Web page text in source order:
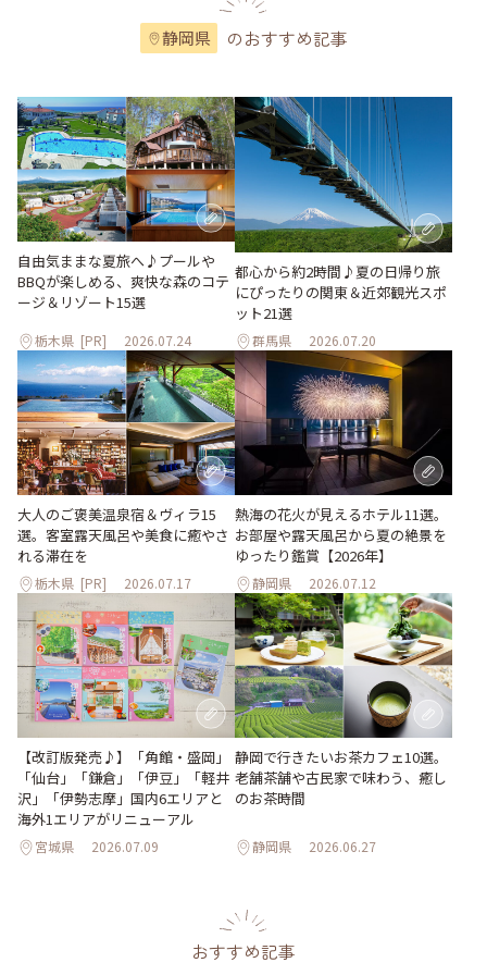
静岡県 のおすすめ記事
自由気ままな夏旅へ♪プールや
BBQが楽しめる、爽快な森のコテ
ージ＆リゾート15選
栃木県 [PR] 2026.07.24
都心から約2時間♪夏の日帰り旅
にぴったりの関東＆近郊観光スポ
ット21選
群馬県 2026.07.20
大人のご褒美温泉宿＆ヴィラ15
選。客室露天風呂や美食に癒やさ
れる滞在を
栃木県 [PR] 2026.07.17
熱海の花火が見えるホテル11選。
お部屋や露天風呂から夏の絶景を
ゆったり鑑賞【2026年】
静岡県 2026.07.12
【改訂版発売♪】「角館・盛岡」
「仙台」「鎌倉」「伊豆」「軽井
沢」「伊勢志摩」国内6エリアと
海外1エリアがリニューアル
宮城県 2026.07.09
静岡で行きたいお茶カフェ10選。
老舗茶舗や古民家で味わう、癒し
のお茶時間
静岡県 2026.06.27
おすすめ記事